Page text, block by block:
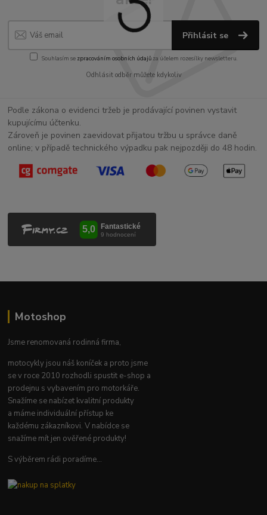
Přihlásit se
Souhlasím se zpracováním osobních údajůza účelem rozesílky newsletteru.
Odhlásit odběr můžete kdykoliv
Podle zákona o evidenci tržeb je prodávající povinen vystavit
kupujícímu účtenku.
Zároveň je povinen zaevidovat přijatou tržbu u správce daně
online; v případě technického výpadku pak nejpozději do 48 hodin.
Motoshop
Jsme renomovaná rodinná firma,
motocykly jsou náš koníček a proto jsme
se v roce 2010 rozhodli spustit e-shop a
prodejnu s vybavením pro motorkáře.
Snažíme se nabízet kvalitní produkty
a máme individuální přístup ke
každému zákazníkovi. V nabídce se
snažíme mít jen ověřené produkty!
S výběrem rádi poradíme...